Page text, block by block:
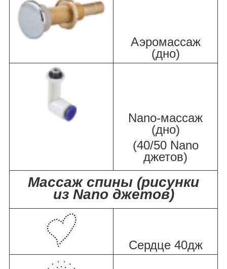
Аэромассаж
(дно)
Nano-массаж
(дно)
(40/50 Nano
джетов)
Массаж спины (рисунки
из Nano джетов)
Сердце 40дж